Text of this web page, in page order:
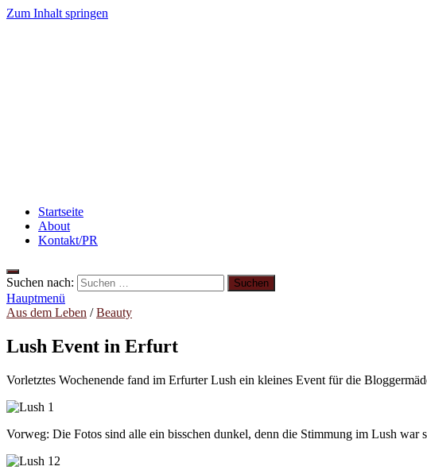
Zum Inhalt springen
Startseite
About
Kontakt/PR
Suchen nach:
Hauptmenü
Aus dem Leben /Beauty
Lush Event in Erfurt
Vorletztes Wochenende fand im Erfurter Lush ein kleines Event für die
Vorweg: Die Fotos sind alle ein bisschen dunkel, denn die Stimmung im Lush